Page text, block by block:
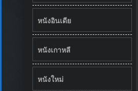
หนังอินเดีย
หนังเกาหลี
หนังใหม่